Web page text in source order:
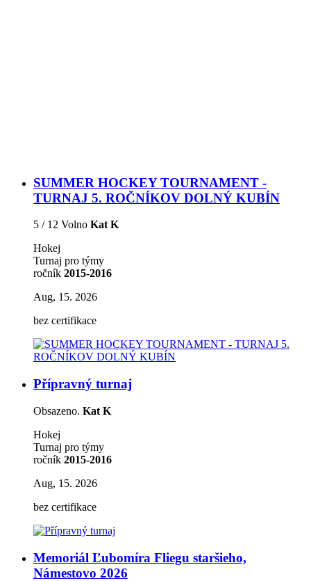
SUMMER HOCKEY TOURNAMENT -
TURNAJ 5. ROČNÍKOV DOLNÝ KUBÍN
5 / 12 Volno Kat K
Hokej
Turnaj pro týmy
ročník 2015-2016
Aug, 15. 2026
bez certifikace
Přípravný turnaj
Obsazeno. Kat K
Hokej
Turnaj pro týmy
ročník 2015-2016
Aug, 15. 2026
bez certifikace
Memoriál Ľubomíra Fliegu staršieho,
Námestovo 2026